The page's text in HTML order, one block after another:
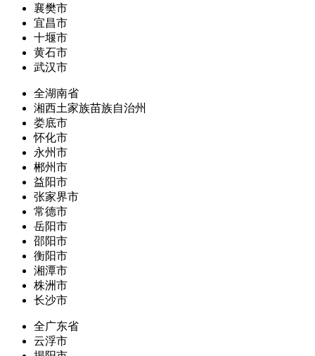
襄樊市
宜昌市
十堰市
黄石市
武汉市
全湖南省
湘西土家族苗族自治州
娄底市
怀化市
永州市
郴州市
益阳市
张家界市
常德市
岳阳市
邵阳市
衡阳市
湘潭市
株洲市
长沙市
全广东省
云浮市